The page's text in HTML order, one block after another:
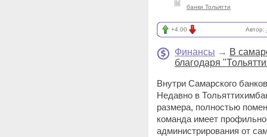
банки Тольятти
+4.00 Автор:
Финансы → В
благодаря
Внутри Самарского
Недавно в
размера, полностью
команда имеет
администрирования от